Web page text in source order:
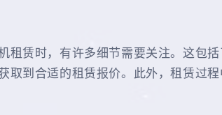
租赁时，有许多细节需要关注。这包
取到合适的租赁报价。此外，租赁过